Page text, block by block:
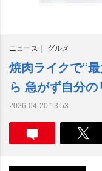
ニュース グルメ
焼肉ライクで“
ら 急がず自分
2026-04-20 13:53